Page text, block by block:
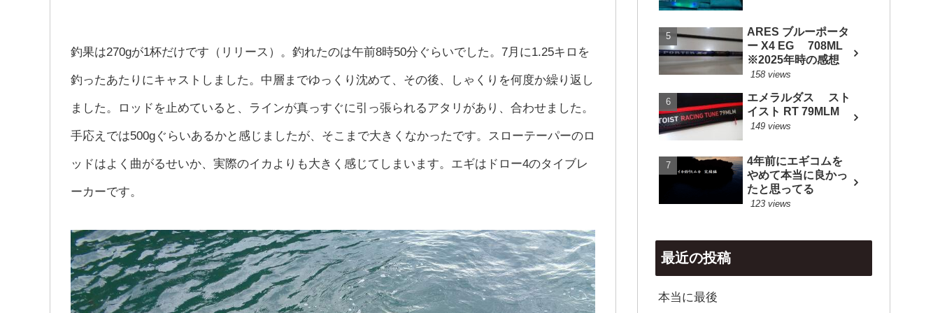
釣果は270gが1杯だけです（リリース）。釣れたのは午前8時50分ぐらいでした。7月に1.25キロを
釣ったあたりにキャストしました。中層までゆっくり沈めて、その後、しゃくりを何度か繰り返し
ました。ロッドを止めていると、ラインが真っすぐに引っ張られるアタリがあり、合わせました。
手応えでは500gぐらいあるかと感じましたが、そこまで大きくなかったです。スローテーパーのロ
ッドはよく曲がるせいか、実際のイカよりも大きく感じてしまいます。エギはドロー4のタイブレ
ーカーです。
ARES ブルーポータ
ー X4 EG 708ML
※2025年時の感想
158 views
エメラルダス スト
イスト RT 79MLM
149 views
4年前にエギコムを
やめて本当に良かっ
たと思ってる
123 views
最近の投稿
本当に最後